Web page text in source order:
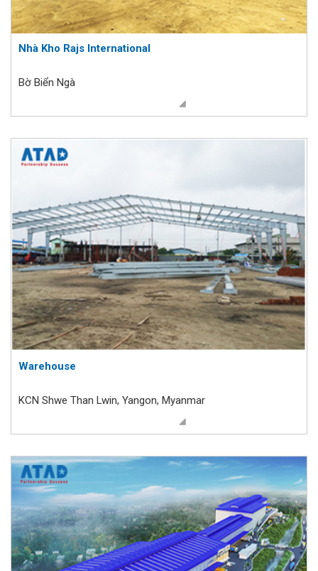
Nhà Kho Rajs International
Bờ Biển Ngà
Warehouse
KCN Shwe Than Lwin, Yangon, Myanmar